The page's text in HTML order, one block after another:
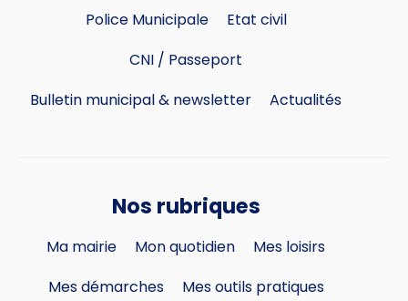
Police Municipale
Etat civil
CNI / Passeport
Bulletin municipal & newsletter
Actualités
Nos rubriques
Ma mairie Mon quotidien
Mes loisirs
Mes démarches
Mes outils pratiques